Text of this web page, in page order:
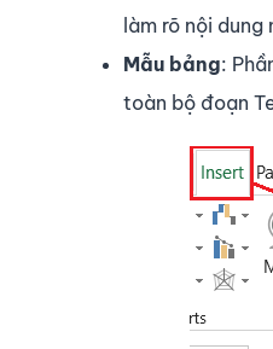
làm rõ nội dung
Mẫu bảng:
toàn bộ đoạn